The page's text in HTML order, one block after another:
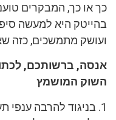
כך או כך, המבקרים
בהייטק היא למעשה
ועושק מתמשכים, כזה
אנסה, ברשותכם,
השוק המושמץ
1. בניגוד להרבה